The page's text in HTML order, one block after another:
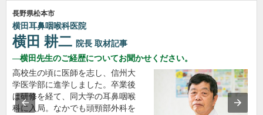
長野県松本市
横田耳鼻咽喉科医院
横田 耕二 院長 取材記事
横田先生のご経歴についてお聞かせください。
高校生の頃に医師を志し、信州大
学医学部に進学しました。卒業後
は研修を経て、同大学の耳鼻咽喉
科に入局。なかでも頭頸部外科を